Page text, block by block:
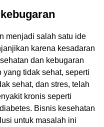
menjadi salah satu ide
karena kesadaran
dan kebugaran
tidak sehat, seperti
sehat, dan stres, telah
kronis seperti
Bisnis kesehatan
untuk masalah ini